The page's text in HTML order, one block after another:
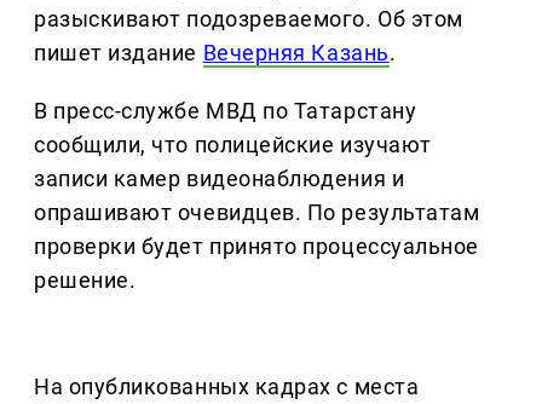
разыскивают подозреваемого. Об этом
пишет издание Вечерняя Казань.
В пресс-службе МВД по Татарстану
сообщили, что полицейские изучают
записи камер видеонаблюдения и
опрашивают очевидцев. По результатам
проверки будет принято процессуальное
решение.
На опубликованных кадрах с места